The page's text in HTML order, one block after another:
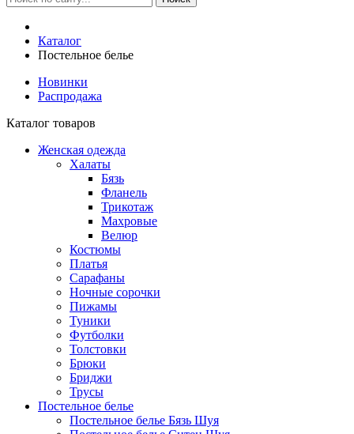
Каталог
Постельное белье
Новинки
Распродажа
Каталог товаров
Женская одежда
Халаты
Бязь
Фланель
Трикотаж
Махровые
Велюр
Костюмы
Платья
Сарафаны
Ночные сорочки
Пижамы
Туники
Футболки
Толстовки
Брюки
Бриджи
Трусы
Постельное белье
Постельное белье Бязь Шуя